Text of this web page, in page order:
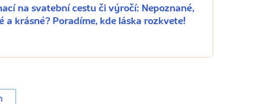
na svatební cestu či výročí: Nepoznané,
a krásné? Poradíme, kde láska rozkvete!